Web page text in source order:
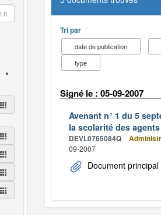
Tri par
date de publication
type
Signé le : 05-09-2007
Avenant n° 1 du 5
la scolarité des
DEVL0765084Q
09-2007
Document principal